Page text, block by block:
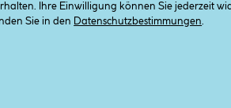
Ihre Einwilligung können Sie jederzeit
Sie in den
Datenschutzbestimmungen